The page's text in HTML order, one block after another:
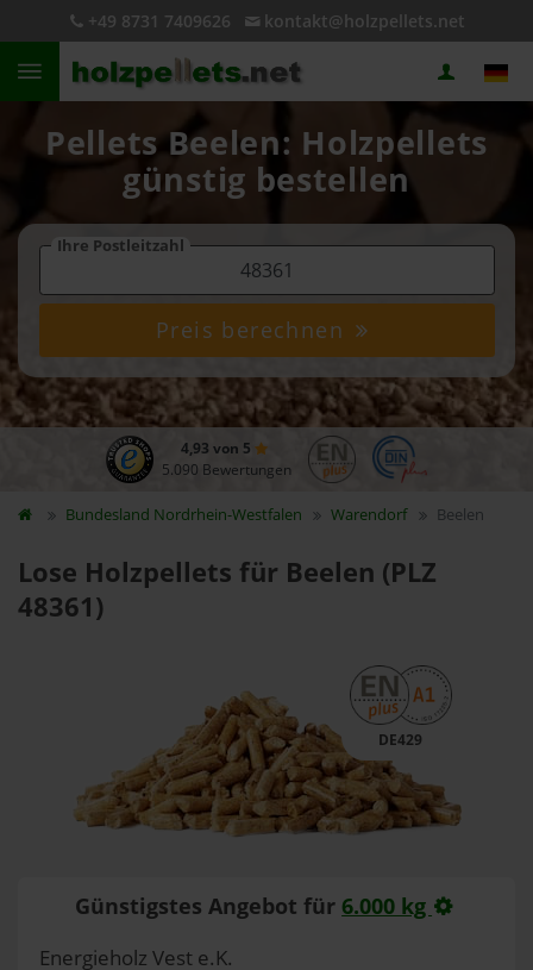
+49 8731 7409626 kontakt@holzpellets.net
Pellets Beelen: Holzpellets
günstig bestellen
Ihre Postleitzahl
Preis berechnen
4,93 von 5
5.090 Bewertungen
Bundesland Nordrhein-Westfalen Warendorf Beelen
Lose Holzpellets für Beelen (PLZ
48361)
DE429
Günstigstes Angebot für 6.000 kg
Energieholz Vest e.K.